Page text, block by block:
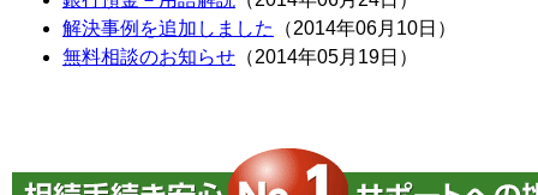
解決事例を追加しました
（2014年06月10日）
無料相談のお知らせ （2014年05月19日）